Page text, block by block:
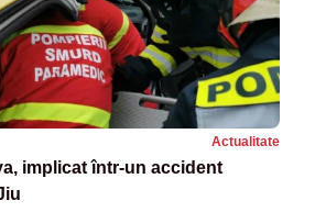
Actualitate
implicat într-un accident